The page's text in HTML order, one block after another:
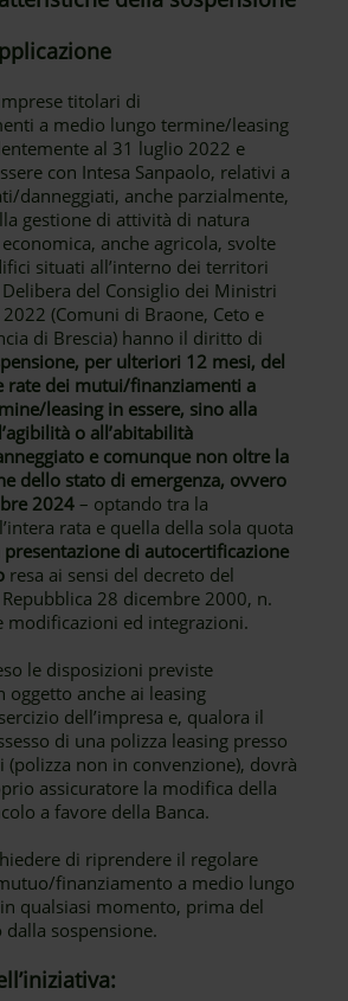
titolari di
a medio lungo termine/leasing
al 31 luglio 2022 e
con Intesa Sanpaolo, relativi a
danneggiati, anche parzialmente,
gestione di attività di natura
anche agricola, svolte
situati all’interno dei territori
del Consiglio dei Ministri
(Comuni di Braone, Ceto e
di Brescia) hanno il diritto di
per ulteriori 12 mesi, del
rate dei mutui/finanziamenti a
leasing in essere, sino alla
o all’abitabilità
e comunque non oltre la
dello stato di emergenza, ovvero
2024 – optando tra la
rata e quella della sola quota
presentazione di autocertificazione
resa ai sensi del decreto del
28 dicembre 2000, n.
modificazioni ed integrazioni.
le disposizioni previste
oggetto anche ai leasing
dell’impresa e, qualora il
di una polizza leasing presso
non in convenzione), dovrà
assicuratore la modifica della
a favore della Banca.
di riprendere il regolare
finanziamento a medio lungo
qualsiasi momento, prima del
sospensione.